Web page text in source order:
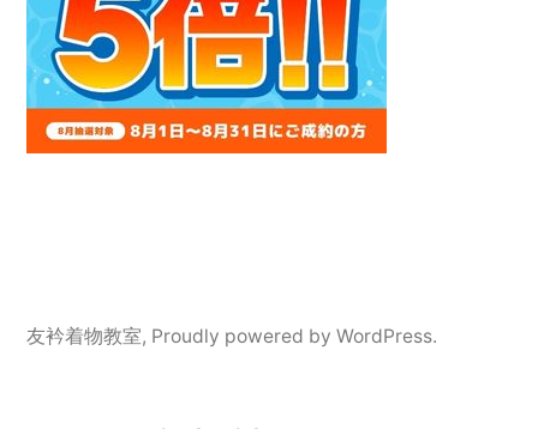
友衿着物教室, Proudly powered by WordPress.